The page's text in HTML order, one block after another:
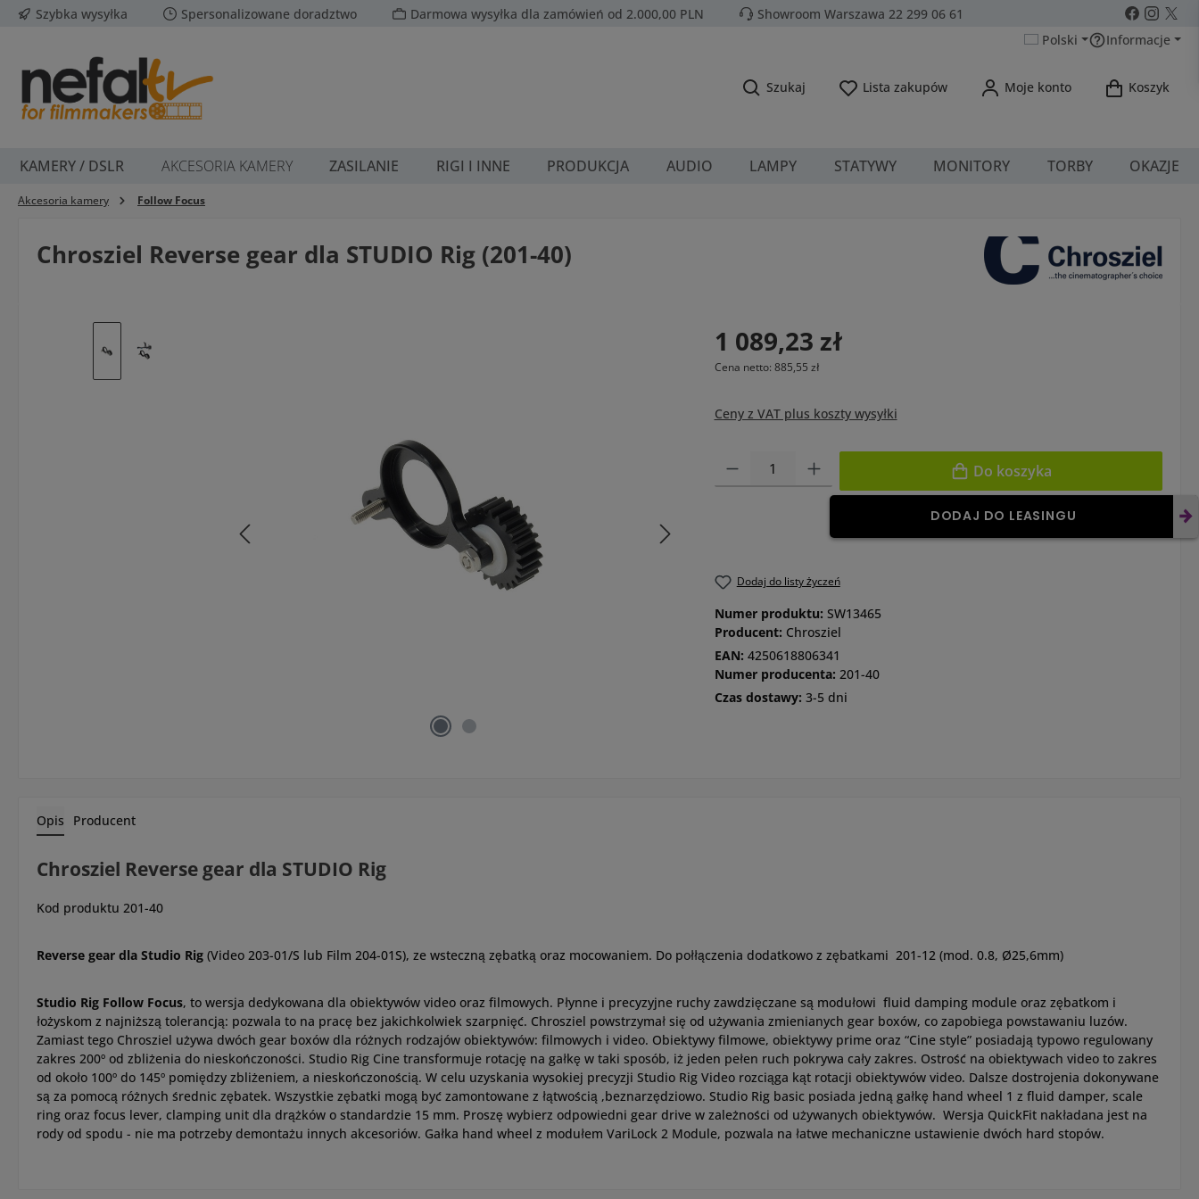
do głównej zawartości
Przejdź do wyszukiwania
Przejdź do głównej nawigacji
Szybka wysyłka Spersonalizowane doradztwo Darmowa wysyłka dla zamówień od 2.000,00 PLN
Showroom Warszawa 22 299 06 61
Polski
Informacje
Szukaj Lista zakupówMasz 0 przedmioty na liście życzeń
Moje konto Koszyk
KAMERY / DSLR AKCESORIA KAMERY ZASILANIE RIGI I INNE PRODUKCJA AUDIO LAMPY STATYWY MONITORY TORBY OKAZJE
Akcesoria kamery Follow Focus
Chrosziel Reverse gear dla STUDIO Rig (201-40)
Cena regularna:
1 089,23 zł
Cena netto: 885,55 zł
Ceny z VAT plus koszty wysyłki
Ilość produktu: Wprowadź żądaną ilość lub użyj przycisków, aby zwiększyć lub
Do koszyka
DODAJ DO LEASINGU
Dodaj do listy życzeń
Numer produktu: SW13465
Producent: Chrosziel
EAN: 4250618806341
Numer producenta: 201-40
Czas dostawy: 3-5 dni
Opis Producent
Chrosziel Reverse gear dla STUDIO Rig
Kod produktu 201-40
Reverse gear dla Studio Rig (Video 203-01/S lub Film 204-01S), ze wsteczną zębatką oraz mocowaniem. Do połłączenia dodatkowo z zębatkami 201-12 (mod. 0.8, Ø25,6mm)
Studio Rig Follow Focus, to wersja dedykowana dla obiektywów video oraz filmowych. Płynne i precyzyjne ruchy zawdzięczane są modułowi fluid damping module oraz zębatkom i
łożyskom z najniższą tolerancją: pozwala to na pracę bez jakichkolwiek szarpnięć. Chrosziel powstrzymał się od używania zmienianych gear boxów, co zapobiega powstawaniu luzów.
Zamiast tego Chrosziel używa dwóch gear boxów dla różnych rodzajów obiektywów: filmowych i video. Obiektywy filmowe, obiektywy prime oraz “Cine style” posiadają typowo regulowany
zakres 200º od zbliżenia do nieskończoności. Studio Rig Cine transformuje rotację na gałkę w taki sposób, iż jeden pełen ruch pokrywa cały zakres. Ostrość na obiektywach video to zakres
od około 100º do 145º pomiędzy zbliżeniem, a nieskończonością. W celu uzyskania wysokiej precyzji Studio Rig Video rozciąga kąt rotacji obiektywów video. Dalsze dostrojenia dokonywane
są za pomocą różnych średnic zębatek. Wszystkie zębatki mogą być zamontowane z łątwością ,beznarzędziowo. Studio Rig basic posiada jedną gałkę hand wheel 1 z fluid damper, scale
ring oraz focus lever, clamping unit dla drążków o standardzie 15 mm. Proszę wybierz odpowiedni gear drive w zależności od używanych obiektywów. Wersja QuickFit nakładana jest na
rody od spodu - nie ma potrzeby demontażu innych akcesoriów. Gałka hand wheel z modułem VariLock 2 Module, pozwala na łatwe mechaniczne ustawienie dwóch hard stopów.